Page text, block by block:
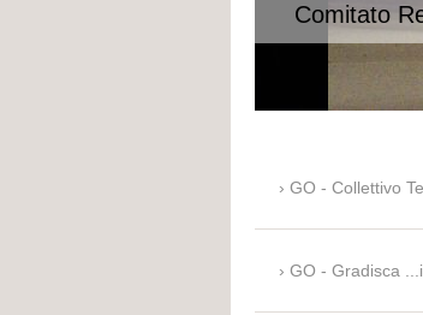
Comitato
GO - Collettivo
GO - Gradisca